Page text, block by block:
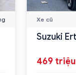
Xe cũ
Suzuki
469 triệu